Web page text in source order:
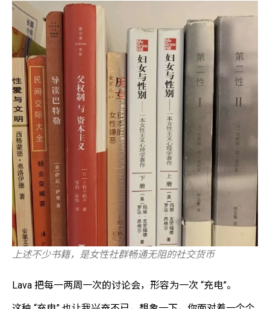
上述不少书籍，是女性社群畅通无阻的社交货币
Lava 把每一两周一次的讨论会，形容为一次 “充电”。